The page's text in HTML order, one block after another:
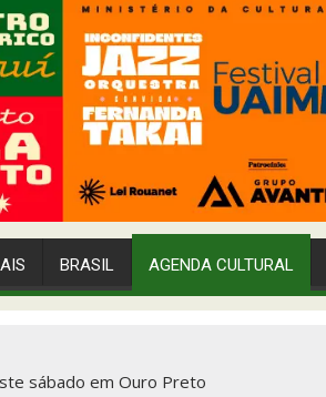
BRASIL AGENDA CULTURAL
sábado em Ouro Preto